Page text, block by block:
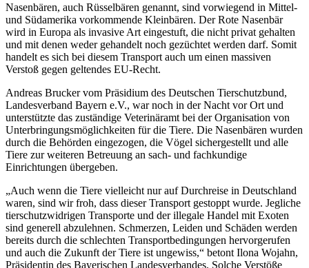
Nasenbären, auch Rüsselbären genannt, sind vorwiegend in Mittel-
und Südamerika vorkommende Kleinbären. Der Rote Nasenbär
wird in Europa als invasive Art eingestuft, die nicht privat gehalten
und mit denen weder gehandelt noch gezüchtet werden darf. Somit
handelt es sich bei diesem Transport auch um einen massiven
Verstoß gegen geltendes EU-Recht.
Andreas Brucker vom Präsidium des Deutschen Tierschutzbund,
Landesverband Bayern e.V., war noch in der Nacht vor Ort und
unterstützte das zuständige Veterinäramt bei der Organisation von
Unterbringungsmöglichkeiten für die Tiere. Die Nasenbären wurden
durch die Behörden eingezogen, die Vögel sichergestellt und alle
Tiere zur weiteren Betreuung an sach- und fachkundige
Einrichtungen übergeben.
„Auch wenn die Tiere vielleicht nur auf Durchreise in Deutschland
waren, sind wir froh, dass dieser Transport gestoppt wurde. Jegliche
tierschutzwidrigen Transporte und der illegale Handel mit Exoten
sind generell abzulehnen. Schmerzen, Leiden und Schäden werden
bereits durch die schlechten Transportbedingungen hervorgerufen
und auch die Zukunft der Tiere ist ungewiss,“ betont Ilona Wojahn,
Präsidentin des Bayerischen Landesverbandes. Solche Verstöße